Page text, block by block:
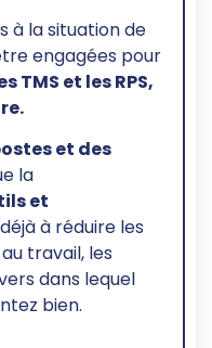
à la situation de
engagées pour
TMS et les RPS,
et des
la
et
à réduire les
travail, les
dans lequel
bien.